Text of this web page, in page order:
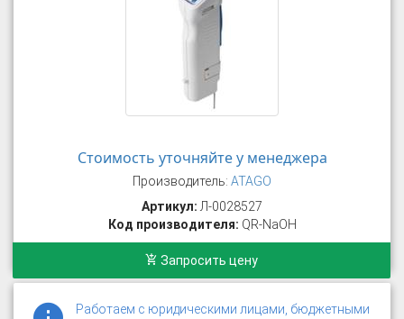
Стоимость уточняйте у менеджера
Производитель: ATAGO
Артикул: Л-0028527
Код производителя: QR-NaOH
Запросить цену
Работаем с юридическими лицами, бюджетными